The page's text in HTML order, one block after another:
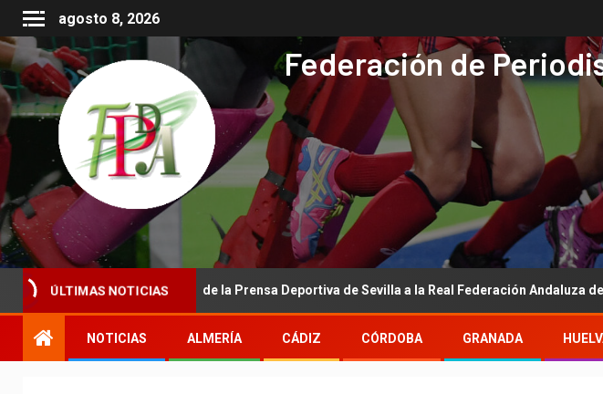
agosto 8, 2026
Federación de
ÚLTIMAS NOTICIAS
de la Asociación de la Prensa Deportiva de Sevilla a la Real Federación Andaluza de Fútbol
NOTICIAS ALMERÍA CÁDIZ CÓRDOBA GRANADA